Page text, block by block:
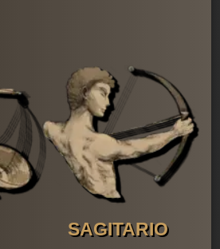
SAGITARIO